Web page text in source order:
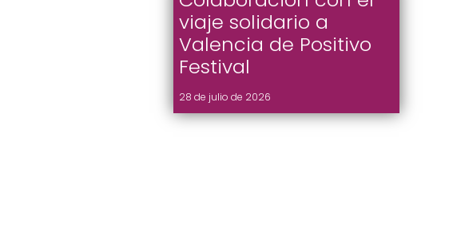
viaje solidario a
Valencia de Positivo
Festival
28 de julio de 2026